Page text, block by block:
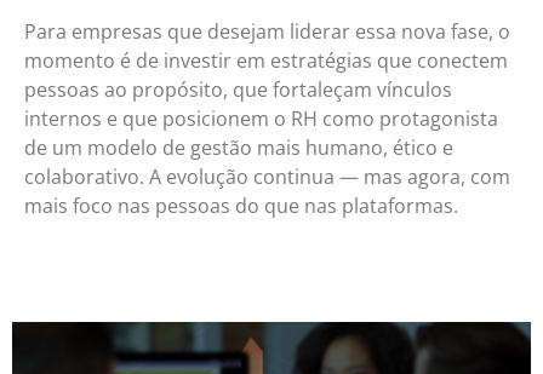
Para empresas que desejam liderar essa nova fase, o
momento é de investir em estratégias que conectem
pessoas ao propósito, que fortaleçam vínculos
internos e que posicionem o RH como protagonista
de um modelo de gestão mais humano, ético e
colaborativo. A evolução continua — mas agora, com
mais foco nas pessoas do que nas plataformas.